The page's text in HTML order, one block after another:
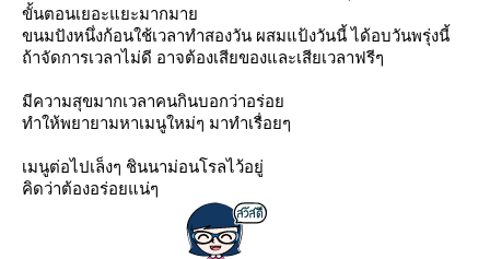
ขั้นตอนเยอะแยะมากมา
ขนมปังหนึ่งก้อนใช้เวลาทำสองวัน ผสมแป้งวันนี้ ได้อบวันพรุ่งนี้
ถ้าจัดการเวลาไม่ดี อาจต้องเสียของและเสียเวลาฟรีๆ
มีความสุขมากเวลาคนกินบอกว่าอร่อ
ทำให้พยายามหาเมนูใหม่ๆ มาทำเรื่อยๆ
เมนูต่อไปเล็งๆ ชินนาม่อนโรลไว้อยู่
คิดว่าต้องอร่อยแน่ๆ